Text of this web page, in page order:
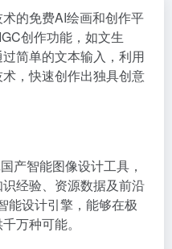
的免费AI绘画和创作平
创作功能，如文生
简单的文本输入，利用
，快速创作出独具创意
产智能图像设计工具，
经验、资源数据及前沿
能设计引擎，能够在极
万种可能。